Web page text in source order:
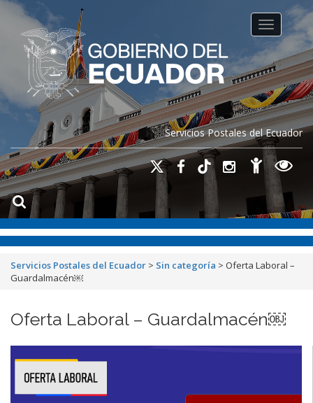
Servicios Postales del Ecuador
Toggle
Servicios Postales del Ecuador > Sin categoría > Oferta Laboral –
Guardalmacén￼
Oferta Laboral – Guardalmacén￼